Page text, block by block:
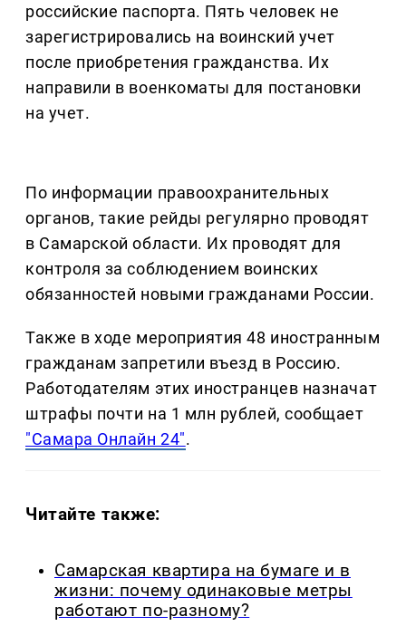
российские паспорта. Пять человек не
зарегистрировались на воинский учет
после приобретения гражданства. Их
направили в военкоматы для постановки
на учет.
По информации правоохранительных
органов, такие рейды регулярно проводят
в Самарской области. Их проводят для
контроля за соблюдением воинских
обязанностей новыми гражданами России.
Также в ходе мероприятия 48 иностранным
гражданам запретили въезд в Россию.
Работодателям этих иностранцев назначат
штрафы почти на 1 млн рублей, сообщает
"Самара Онлайн 24".
Читайте также:
Самарская квартира на бумаге и в
жизни: почему одинаковые метры
работают по-разному?